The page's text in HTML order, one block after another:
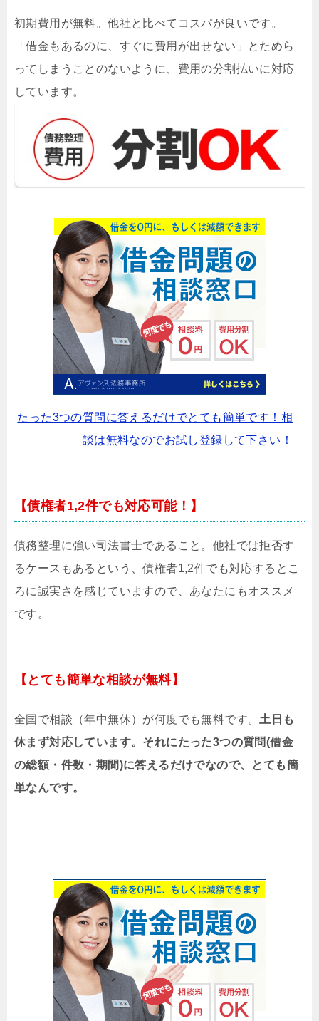
初期費用が無料。他社と比べてコスパが良いです。
「借金もあるのに、すぐに費用が出せない」とためら
ってしまうことのないように、費用の分割払いに対応
しています。
たった3つの質問に答えるだけでとても簡単です！相
談は無料なのでお試し登録して下さい！
【債権者1,2件でも対応可能！】
債務整理に強い司法書士であること。他社では拒否す
るケースもあるという、債権者1,2件でも対応するとこ
ろに誠実さを感じていますので、あなたにもオススメ
です。
【とても簡単な相談が無料】
全国で相談（年中無休）が何度でも無料です。 土日も
休まず対応しています。それにたった3つの質問(借金
の総額・件数・期間)に答えるだけでなので、とても簡
単なんです。